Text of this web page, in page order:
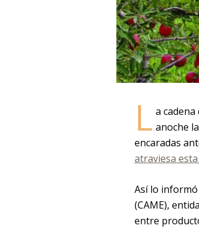
L a
anoche
encaradas
atraviesa
Así lo
(CAME),
entre